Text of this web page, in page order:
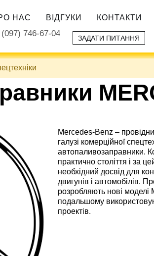
НАС ВІДГУКИ КОНТАКТИ
746-67-04 ЗАДАТИ ПИТАННЯ
Mercedes-Benz –
галузі комерційної
автопаливозаправники.
практично століття і за
необхідний досвід для
двигунів і автомобілів.
розробляють нові моделі
подальшому
проектів.